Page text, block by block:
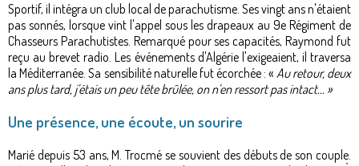
Sportif, il intégra un club local de parachutisme. Ses vingt ans n'étaient
pas sonnés, lorsque vint l'appel sous les drapeaux au 9e Régiment de
Chasseurs Parachutistes. Remarqué pour ses capacités, Raymond fut
reçu au brevet radio. Les événements d'Algérie l'exigeaient, il traversa
la Méditerranée. Sa sensibilité naturelle fut écorchée : « Au retour, deux
ans plus tard, j'étais un peu tête brûlée, on n'en ressort pas intact... »
Une présence, une écoute, un sourire
Marié depuis 53 ans, M. Trocmé se souvient des débuts de son couple.